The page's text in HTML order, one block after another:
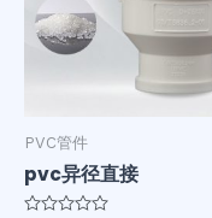
PVC管件
pvc异径直接